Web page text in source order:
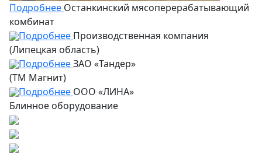
Подробнее Останкинский мясоперерабатывающий
комбинат
Подробнее Производственная компания
(Липецкая область)
ПодробнееЗАО «Тандер»
(ТМ Магнит)
Подробнее ООО «ЛИНА»
Блинное оборудование